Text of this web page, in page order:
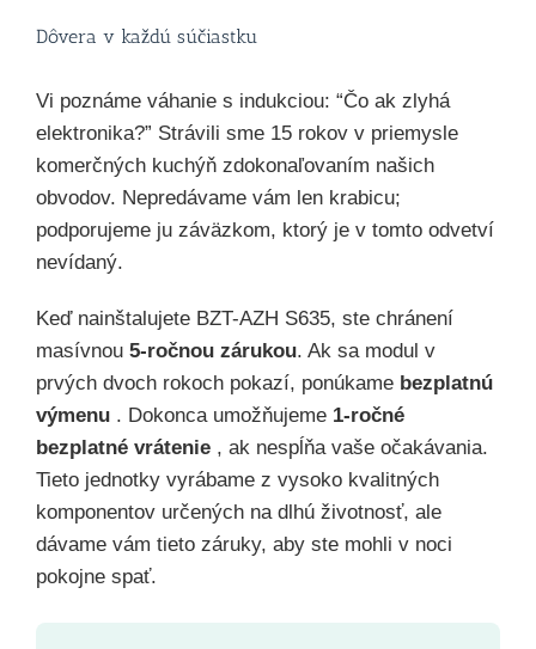
Dôvera v každú súčiastku
Vi poznáme váhanie s indukciou: “Čo ak zlyhá
elektronika?” Strávili sme 15 rokov v priemysle
komerčných kuchýň zdokonaľovaním našich
obvodov. Nepredávame vám len krabicu;
podporujeme ju záväzkom, ktorý je v tomto odvetví
nevídaný.
Keď nainštalujete BZT-AZH S635, ste chránení
masívnou 5-ročnou zárukou. Ak sa modul v
prvých dvoch rokoch pokazí, ponúkame bezplatnú
výmenu . Dokonca umožňujeme 1-ročné
bezplatné vrátenie , ak nespĺňa vaše očakávania.
Tieto jednotky vyrábame z vysoko kvalitných
komponentov určených na dlhú životnosť, ale
dávame vám tieto záruky, aby ste mohli v noci
pokojne spať.